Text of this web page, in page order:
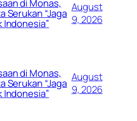
di Monas,
Serukan “Jaga August
9, 2026
di Monas,
Serukan “Jaga August
9, 2026